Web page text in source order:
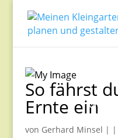
So fährst
Ernte ein
von Gerhard Minsel | |